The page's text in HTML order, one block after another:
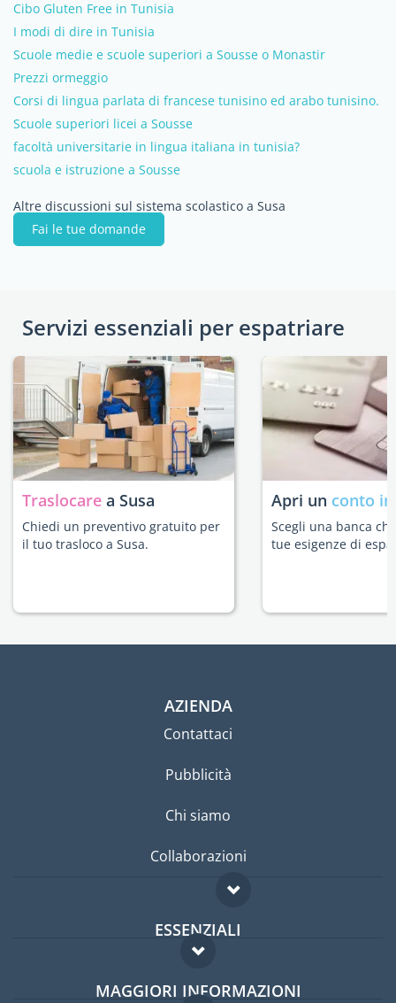
Cibo Gluten Free in Tunisia
I modi di dire in Tunisia
Scuole medie e scuole superiori a Sousse o Monastir
Prezzi ormeggio
Corsi di lingua parlata di francese tunisino ed arabo tunisino.
Scuole superiori licei a Sousse
facoltà universitarie in lingua italiana in tunisia?
scuola e istruzione a Sousse
Altre discussioni sul sistema scolastico a Susa
Fai le tue domande
Servizi essenziali per espatriare
Traslocare a Susa
Chiedi un preventivo gratuito per
il tuo trasloco a Susa.
Apri un conto
Scegli una banca
tue esigenze di
AZIENDA
Contattaci
Pubblicità
Chi siamo
Collaborazioni
ESSENZIALI
Forum per expat
Guida per expat
MAGGIORI INFORMAZIONI